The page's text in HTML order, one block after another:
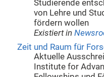
Studierende
von Lehre und
fördern wollen
Existiert in
Zeit und Raum für
Aktuelle
Institute for